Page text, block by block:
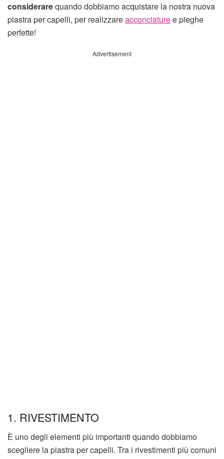
considerarequando dobbiamo acquistare la nostra nuova
piastra per capelli, per realizzareacconciaturee pieghe
perfette!
Advertisement
1. RIVESTIMENTO
È uno degli elementi più importanti quando dobbiamo
scegliere la piastra per capelli. Tra i rivestimenti più comuni